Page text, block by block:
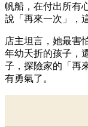
帆船，在付出所有
說「再來一次」，
店主坦言，她最害
年幼夭折的孩子，
子，探險家的「再
有勇氣了。